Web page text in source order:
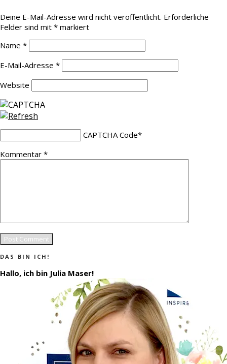
Deine E-Mail-Adresse wird nicht veröffentlicht. Erforderliche
Felder sind mit * markiert
Name *
E-Mail-Adresse *
Website
CAPTCHA Code*
Kommentar *
DAS BIN ICH!
Hallo, ich bin Julia Maser!